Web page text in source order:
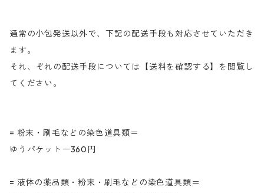
通常の小包発送以外で、下記の配送手段も対応させていただき
ます。
それ、ぞれの配送手段については【送料を確認する】を閲覧し
てください。
= 粉末・刷毛などの染色道具類＝
ゆうパケットー360円
= 液体の薬品類・粉末・刷毛などの染色道具類＝